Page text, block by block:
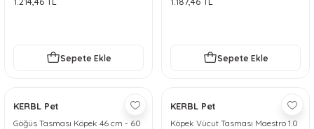
Sepete Ekle Sepete Ekle
KERBL Pet
Göğüs Tasması Köpek 46 cm - 60
KERBL Pet
Köpek Vücut Tasması Maestro 1.0